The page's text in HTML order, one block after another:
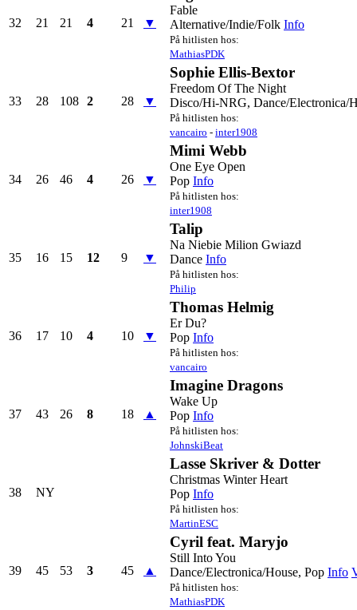
32 21 21 4 21 ▼
Fable
Alternative/Indie/Folk Info
På hitlisten hos:
MathiasPDK
33 28 108 2 28 ▼
Sophie Ellis-Bextor
Freedom Of The Night
Disco/Hi-NRG, Dance/Electronica/
På hitlisten hos:
vancairo - inter1908
34 26 46 4 26 ▼
Mimi Webb
One Eye Open
Pop Info
På hitlisten hos:
inter1908
35 16 15 12 9 ▼
Talip
Na Niebie Milion Gwiazd
Dance Info
På hitlisten hos:
Philip
36 17 10 4 10 ▼
Thomas Helmig
Er Du?
Pop Info
På hitlisten hos:
vancairo
37 43 26 8 18 ▲
Imagine Dragons
Wake Up
Pop Info
På hitlisten hos:
JohnskiBeat
38 NY
Lasse Skriver & Dotter
Christmas Winter Heart
Pop Info
På hitlisten hos:
MartinESC
39 45 53 3 45 ▲
Cyril feat. Maryjo
Still Into You
Dance/Electronica/House, Pop Info
På hitlisten hos:
MathiasPDK